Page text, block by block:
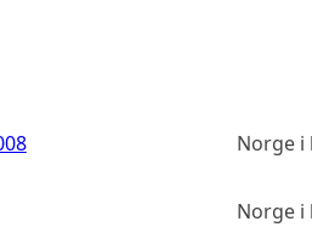
Norge i
Norge i